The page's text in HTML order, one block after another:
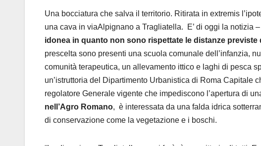
Una bocciatura che salva il territorio. Ritirata in extremis
una cava in viaAlpignano a Tragliatella. E’ di oggi la notizia
idonea in quanto non sono rispettate le distanze
prescelta sono presenti una scuola comunale dell’infanzia,
comunità terapeutica, un allevamento ittico e laghi di pesca
un’istruttoria del Dipartimento Urbanistica di Roma
regolatore Generale vigente che impediscono l’apertura di
nell’Agro Romano, è interessata da una falda idrica
di conservazione come la vegetazione e i boschi.